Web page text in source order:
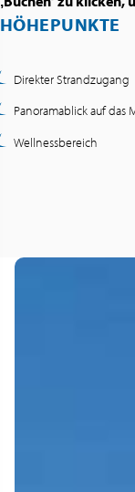
HÖHEPUNKTE
Direkter Strandzugang
Panoramablick auf das
Wellnessbereich